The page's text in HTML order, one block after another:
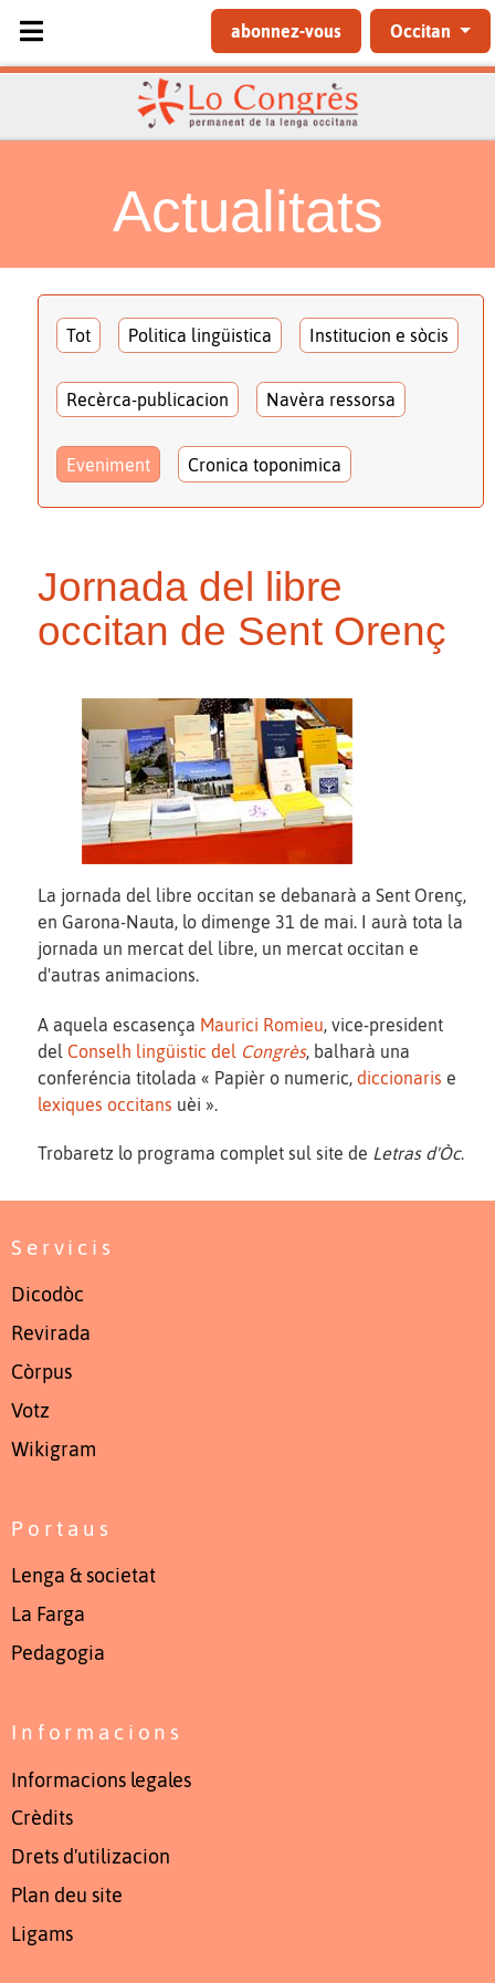
Sélectionnez votre langue
abonnez-vous Occitan
Actualitats
Tot Politica lingüistica Institucion e sòcis
Recèrca-publicacion Navèra ressorsa
Eveniment Cronica toponimica
Jornada del libre
occitan de Sent Orenç
La jornada del libre occitan se debanarà a Sent Orenç,
en Garona-Nauta, lo dimenge 31 de mai. I aurà tota la
jornada un mercat del libre, un mercat occitan e
d'autras animacions.
A aquela escasença Maurici Romieu , vice-president
del Conselh lingüistic del Congrès, balharà una
conferéncia titolada « Papièr o numeric, diccionaris e
lexiques occitans uèi ».
Trobaretz lo programa complet sul site de Letras d'Òc.
Servicis
Dicodòc
Revirada
Còrpus
Votz
Wikigram
Portaus
Lenga & societat
La Farga
Pedagogia
Informacions
Informacions legales
Crèdits
Drets d'utilizacion
Plan deu site
Ligams